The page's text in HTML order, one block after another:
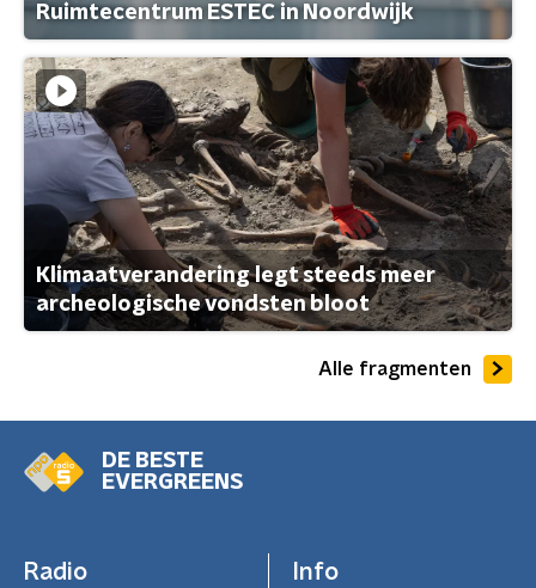
Ruimtecentrum ESTEC in Noordwijk
Klimaatverandering legt steeds meer
archeologische vondsten bloot
Alle fragmenten
DE BESTE
EVERGREENS
Radio Info